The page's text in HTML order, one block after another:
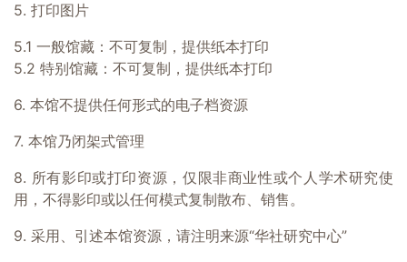
5. 打印图片
5.1 一般馆藏：不可复制，提供纸本打印
5.2 特别馆藏：不可复制，提供纸本打印
6. 本馆不提供任何形式的电子档资源
7. 本馆乃闭架式管理
8. 所有影印或打印资源，仅限非商业性或个人学术研究使
用，不得影印或以任何模式复制散布、销售。
9. 采用、引述本馆资源，请注明来源“华社研究中心”